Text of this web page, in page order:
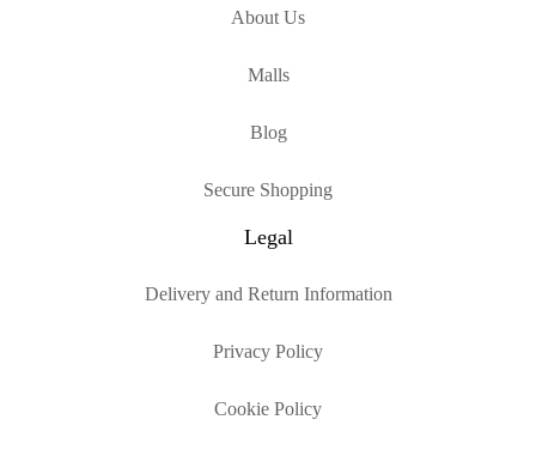
About Us
Malls
Blog
Secure Shopping
Legal
Delivery and Return Information
Privacy Policy
Cookie Policy